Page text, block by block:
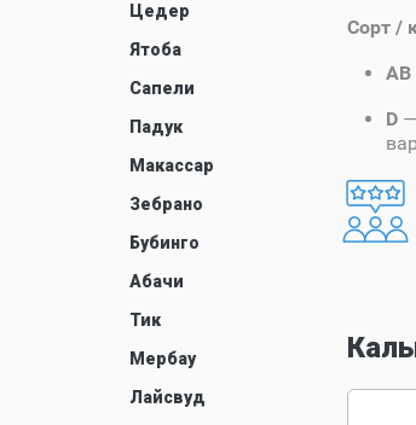
Цедер
Ятоба
Сапели
Падук
Макассар
Зебрано
Бубинго
Абачи
Тик
Мербау
Лайсвуд
Сорт /
AB
D